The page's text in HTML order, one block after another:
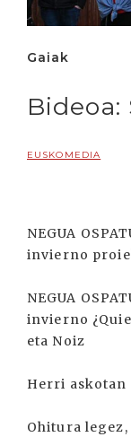
Gaiak
Bideoa:
EUSKOMEDIA
NEGUA
invierno
NEGUA
invierno
eta Noiz
Herri askotan
Ohitura